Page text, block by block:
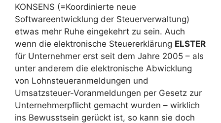
KONSENS (=Koordinierte neue
Softwareentwicklung der Steuerverwaltung)
etwas mehr Ruhe eingekehrt zu sein. Auch
wenn die elektronische Steuererklärung ELSTER
für Unternehmer erst seit dem Jahre 2005 – als
unter anderem die elektronische Abwicklung
von Lohnsteueranmeldungen und
Umsatzsteuer-Voranmeldungen per Gesetz zur
Unternehmerpflicht gemacht wurden – wirklich
ins Bewusstsein gerückt ist, so kann sie doch